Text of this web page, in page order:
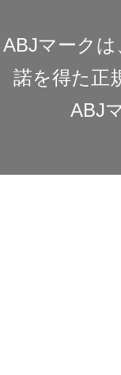
ABJマーク
諾を得た正
ABJ